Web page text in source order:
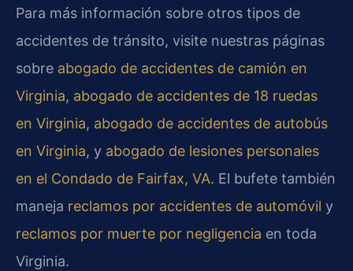
Para más información sobre otros tipos de
accidentes de tránsito, visite nuestras páginas
sobre abogado de accidentes de camión en
Virginia, abogado de accidentes de 18 ruedas
en Virginia, abogado de accidentes de autobús
en Virginia, y abogado de lesiones personales
en el Condado de Fairfax, VA. El bufete también
maneja reclamos por accidentes de automóvil y
reclamos por muerte por negligencia en toda
Virginia.